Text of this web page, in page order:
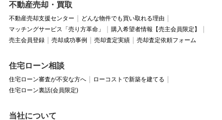
不動産売却・買取
不動産売却支援センター
どんな物件でも買い取れる理由
マッチングサービス「売り方革命」
購入希望者情報【売主会員限定】
売主会員登録
売却成功事例 売却査定実績 売却査定依頼フォーム
住宅ローン相談
住宅ローン審査が不安な方へ
ローコストで新築を建てる
住宅ローン裏話(会員限定)
当社について